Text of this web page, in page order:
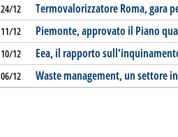
24/12 Termovalorizzatore Roma, gara
11/12 Piemonte, approvato il Piano
10/12 Eea, il rapporto
06/12 Waste management, un settore